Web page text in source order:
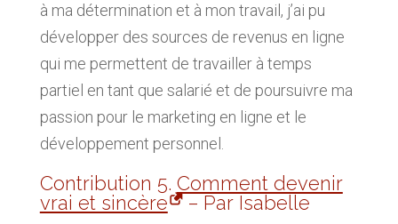
à ma détermination et à mon travail, j’ai pu
développer des sources de revenus en ligne
qui me permettent de travailler à temps
partiel en tant que salarié et de poursuivre ma
passion pour le marketing en ligne et le
développement personnel.
Contribution 5. Comment devenir
vrai et sincère
– Par Isabelle